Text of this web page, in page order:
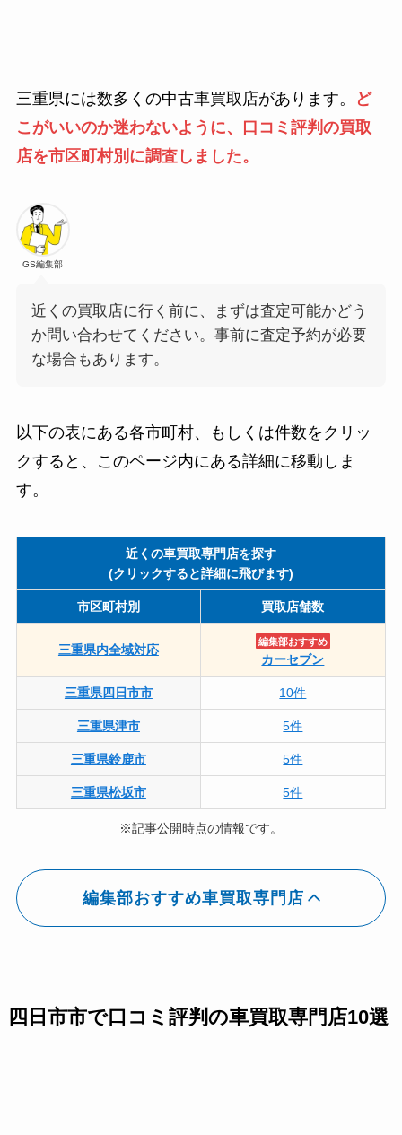
三重県には数多くの中古車買取店があります。
ど
こがいいのか迷わないように、口コミ評判の買取
店を市区町村別に調査しました。
GS編集部
近くの買取店に行く前に、まずは査定可能かどう
か問い合わせてください。事前に査定予約が必要
な場合もあります。
以下の表にある各市町村、もしくは件数をクリッ
クすると、このページ内にある詳細に移動しま
す。
近くの車買取専門店を探す
(クリックすると詳細に飛びます)
市区町村別 買取店舗数
三重県内全域対応
編集部おすすめ
カーセブン
三重県四日市市 10件
三重県津市 5件
三重県鈴鹿市 5件
三重県松坂市 5件
※記事公開時点の情報です。
編集部おすすめ車買取専門店
四日市市で口コミ評判の車買取専門店10選